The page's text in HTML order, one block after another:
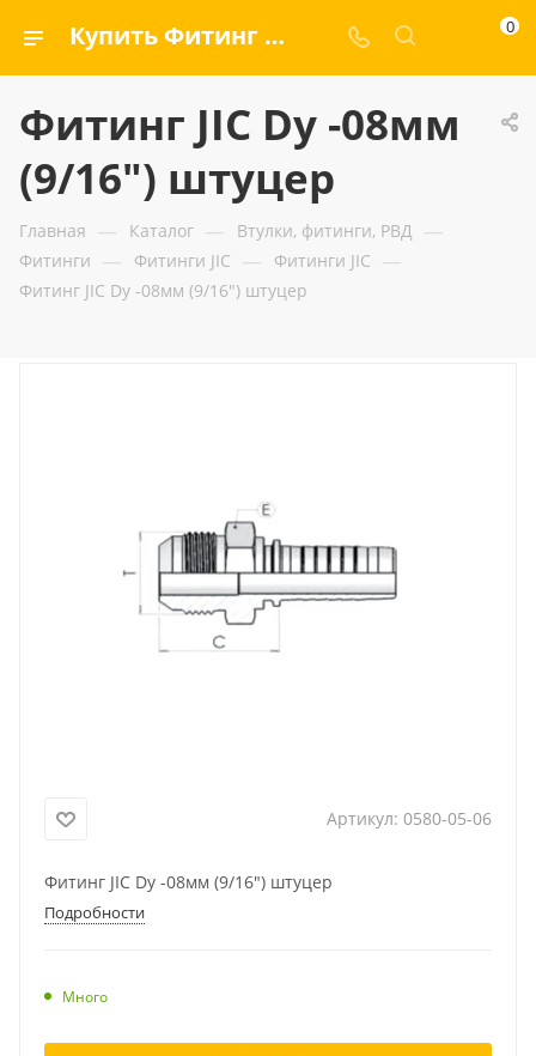
Купить Фитинг JIC Dу -08мм (9/16") штуцер — ООО «ГИДРАМАКС» 0
Фитинг JIC Dу -08мм
(9/16") штуцер
Главная — Каталог — Втулки, фитинги, РВД —
Фитинги — Фитинги JIC — Фитинги JIC —
Фитинг JIC Dу -08мм (9/16") штуцер
Артикул: 0580-05-06
Фитинг JIC Dу -08мм (9/16") штуцер
Подробности
Много